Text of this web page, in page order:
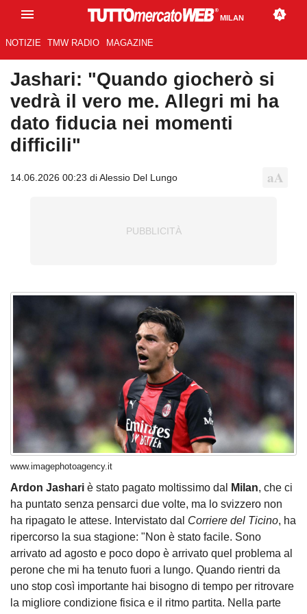
MILAN
NOTIZIE TMW RADIO MAGAZINE
Jashari: "Quando giocherò si
vedrà il vero me. Allegri mi ha
dato fiducia nei momenti
difficili"
14.06.2026 00:23 di Alessio Del Lungo
www.imagephotoagency.it
Ardon Jashari è stato pagato moltissimo dal Milan, che ci
ha puntato senza pensarci due volte, ma lo svizzero non
ha ripagato le attese. Intervistato dal Corriere del Ticino, ha
ripercorso la sua stagione: "Non è stato facile. Sono
arrivato ad agosto e poco dopo è arrivato quel problema al
perone che mi ha tenuto fuori a lungo. Quando rientri da
uno stop così importante hai bisogno di tempo per ritrovare
la migliore condizione fisica e il ritmo partita. Nella parte